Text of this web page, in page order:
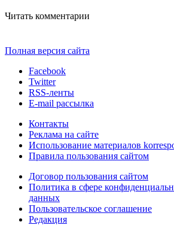
Читать комментарии
Полная версия сайта
Facebook
Twitter
RSS-ленты
E-mail рассылка
Контакты
Реклама на сайте
Использование материалов
Правила пользования сайтом
Договор пользования сайтом
Политика в сфере
данных
Пользовательское соглашение
Редакция